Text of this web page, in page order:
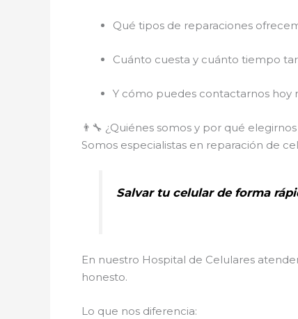
Qué tipos de reparaciones
Cuánto cuesta y cuánto tiempo
Y cómo puedes contactarnos hoy
👨‍🔧 ¿Quiénes somos y por qué
Somos especialistas en reparación de
Salvar tu celular de forma
En nuestro Hospital de Celulares
honesto.
Lo que nos diferencia: